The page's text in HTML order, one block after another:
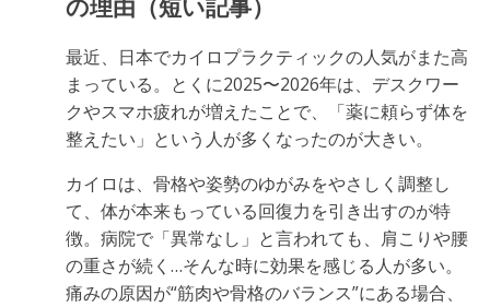
の理由（短い記事）
最近、日本でカイロプラクティックの人気がまた高
まっている。とくに2025〜2026年は、デスクワー
クやスマホ疲れが増えたことで、「薬に頼らず体を
整えたい」という人が多くなったのが大きい。
カイロは、骨格や姿勢のゆがみをやさしく調整し
て、体が本来もっている回復力を引き出すのが特
徴。病院で「異常なし」と言われても、肩こりや腰
の重さが続く…そんな時に効果を感じる人が多い。
痛みの原因が“筋肉や骨格のバランス”にある場合、